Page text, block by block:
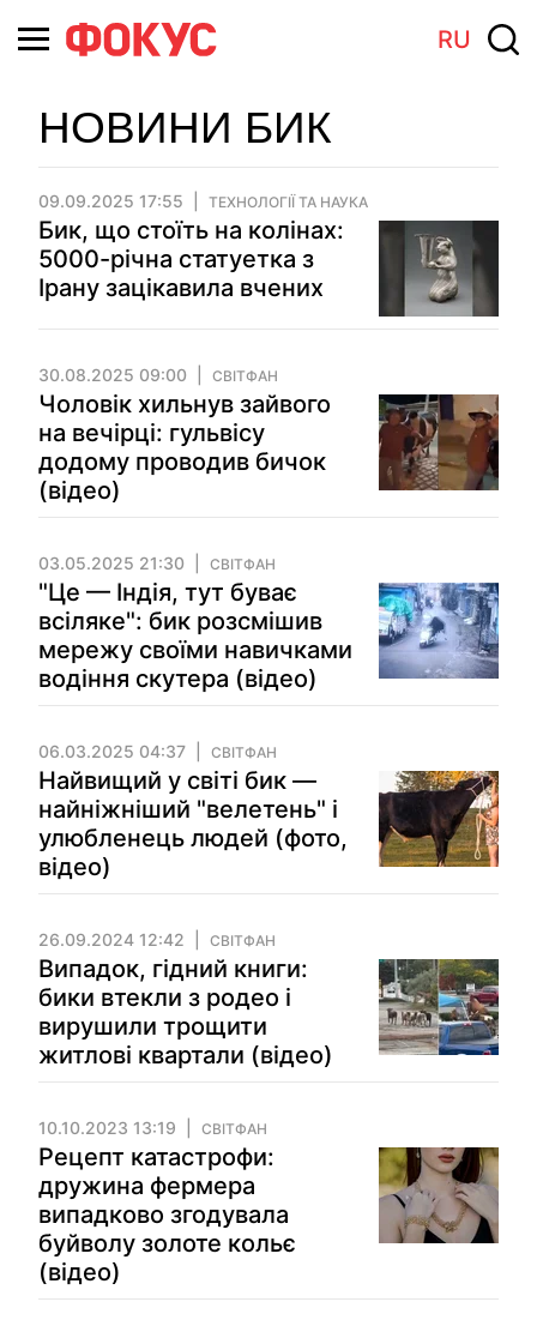
RU
НОВИНИ БИК
09.09.2025 17:55 ТЕХНОЛОГІЇ ТА НАУКА
Бик, що стоїть на колінах:
5000-річна статуетка з
Ірану зацікавила вчених
30.08.2025 09:00 СВІТФАН
Чоловік хильнув зайвого
на вечірці: гульвісу
додому проводив бичок
(відео)
03.05.2025 21:30 СВІТФАН
"Це — Індія, тут буває
всіляке": бик розсмішив
мережу своїми навичками
водіння скутера (відео)
06.03.2025 04:37 СВІТФАН
Найвищий у світі бик —
найніжніший "велетень" і
улюбленець людей (фото,
відео)
26.09.2024 12:42 СВІТФАН
Випадок, гідний книги:
бики втекли з родео і
вирушили трощити
житлові квартали (відео)
10.10.2023 13:19 СВІТФАН
Рецепт катастрофи:
дружина фермера
випадково згодувала
буйволу золоте кольє
(відео)